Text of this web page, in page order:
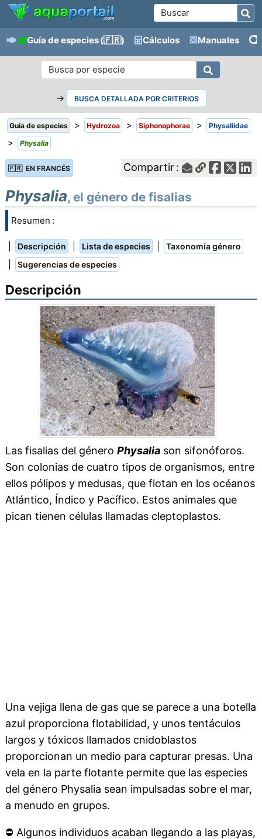
Guía de especies(🇫🇷) Cálculos Manuales
→ BUSCA DETALLADA POR CRITERIOS
Guía de especies > Hydrozoa > Siphonophorae > Physaliidae
> Physalia
🇫🇷 EN FRANCÉS Compartir :
Physalia, el género de fisalias
Resumen :
Descripción Lista de especies Taxonomía género
Sugerencias de especies
Descripción
Las fisalias del género Physaliason sifonóforos.
Son colonias de cuatro tipos de organismos, entre
ellos pólipos y medusas, que flotan en los océanos
Atlántico, Índico y Pacífico. Estos animales que
pican tienen células llamadas cleptoplastos.
Una vejiga llena de gas que se parece a una botella
azul proporciona flotabilidad, y unos tentáculos
largos y tóxicos llamados cnidoblastos
proporcionan un medio para capturar presas. Una
vela en la parte flotante permite que las especies
del género Physalia sean impulsadas sobre el mar,
a menudo en grupos.
⛔Algunos individuos acaban llegando a las playas,